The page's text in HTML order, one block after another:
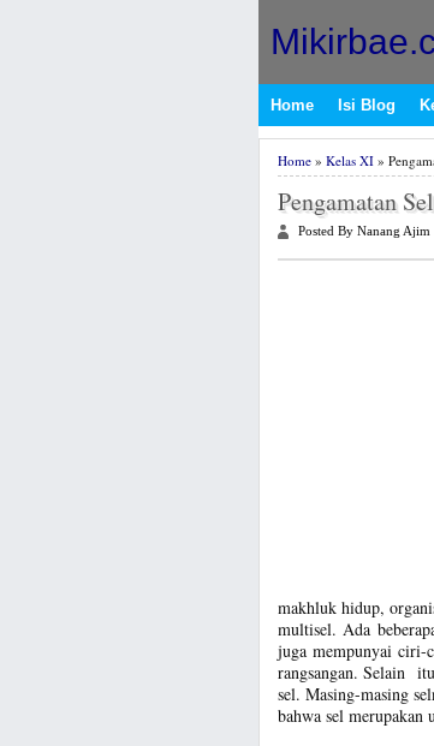
Home Isi Blog
Home» Kelas XI»
Pengamatan
Posted By Nanang Ajim
makhluk hidup,
multisel. Ada
juga mempunyai ciri-
rangsangan. Selain
sel. Masing-masing
bahwa sel